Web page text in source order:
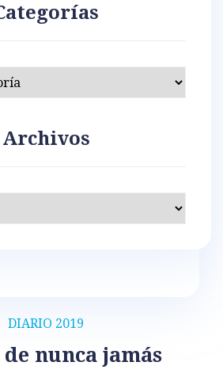
DIARIO 2019
nunca jamás
Archivos